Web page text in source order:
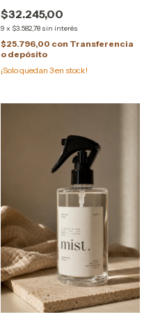
$32.245,00
9 x $3.582,78 sin interés
$25.796,00 con Transferencia
o depósito
¡Solo quedan 3en stock!